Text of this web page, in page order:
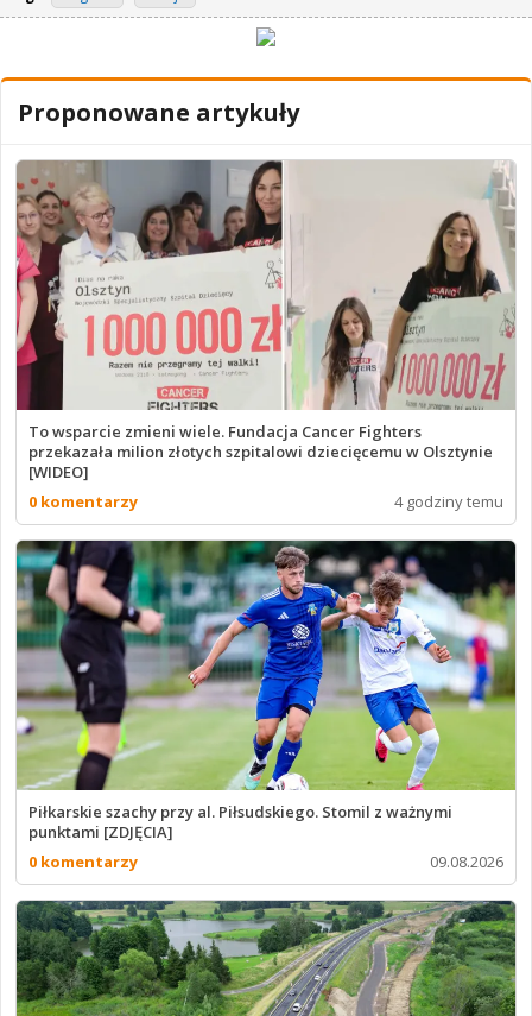
Proponowane artykuły
To wsparcie zmieni wiele. Fundacja Cancer Fighters
przekazała milion złotych szpitalowi dziecięcemu w Olsztynie
[WIDEO]
0 komentarzy
4 godziny temu
Piłkarskie szachy przy al. Piłsudskiego. Stomil z ważnymi
punktami [ZDJĘCIA]
0 komentarzy
09.08.2026